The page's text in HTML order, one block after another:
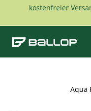
Zum Hauptinhalt
kostenfreier
Aqua